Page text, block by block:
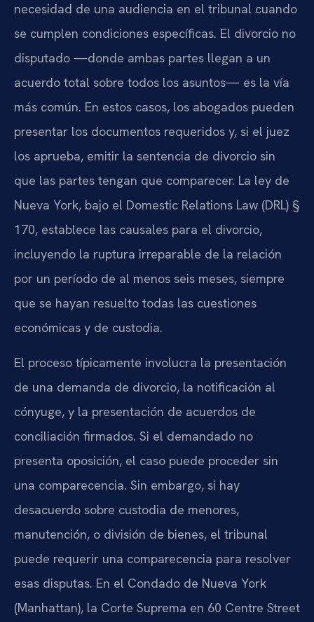
necesidad de una audiencia en el tribunal cuando
se cumplen condiciones específicas. El divorcio no
disputado —donde ambas partes llegan a un
acuerdo total sobre todos los asuntos— es la vía
más común. En estos casos, los abogados pueden
presentar los documentos requeridos y, si el juez
los aprueba, emitir la sentencia de divorcio sin
que las partes tengan que comparecer. La ley de
Nueva York, bajo el Domestic Relations Law (DRL) §
170, establece las causales para el divorcio,
incluyendo la ruptura irreparable de la relación
por un período de al menos seis meses, siempre
que se hayan resuelto todas las cuestiones
económicas y de custodia.
El proceso típicamente involucra la presentación
de una demanda de divorcio, la notificación al
cónyuge, y la presentación de acuerdos de
conciliación firmados. Si el demandado no
presenta oposición, el caso puede proceder sin
una comparecencia. Sin embargo, si hay
desacuerdo sobre custodia de menores,
manutención, o división de bienes, el tribunal
puede requerir una comparecencia para resolver
esas disputas. En el Condado de Nueva York
(Manhattan), la Corte Suprema en 60 Centre Street